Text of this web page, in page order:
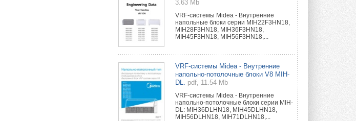
3.63 Mb
VRF-системы Midea - Внутренние
напольные блоки серии MIH22F3HN18,
MIH28F3HN18, MIH36F3HN18,
MIH45F3HN18, MIH56F3HN18,...
VRF-системы Midea - Внутренние
напольно-потолочные блоки V8 MIH-
DL.
pdf, 11.54 Mb
VRF-системы Midea - Внутренние
напольно-потолочные блоки серии MIH-
DL: MIH36DLHN18, MIH45DLHN18,
MIH56DLHN18, MIH71DLHN18,...